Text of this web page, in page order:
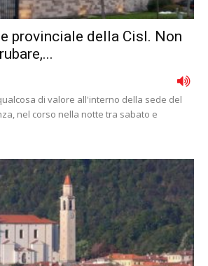
provinciale della Cisl. Non
di valore all'interno della sede del
nel corso nella notte tra sabato e